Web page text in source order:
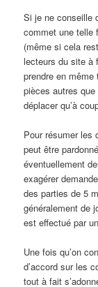
Si je ne conseille
commet une telle
(même si cela
lecteurs du site à
prendre en
pièces autres
déplacer qu’à
Pour résumer les
peut être
éventuellement
exagérer
des parties de 5
généralement de
est effectué par
Une fois qu’on
d’accord sur les
tout à fait